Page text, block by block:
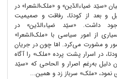
«سیّد ضیاءالدّین» و «ملک‌الشعرا» در
و بعد از کودتا، رفاقت و صمیمیت
داشت. «سیّد ضیاءالدّین» در
از امور سیاسی با «ملک‌الشعرا»
و مشورت می‌کرد. امّا چون در جریان
در اسرار پشت پرده «ملک» را آگاه
به‌رغم اصرار و الحاحی که «سیّد
«ملک» سرباز زد و همین...